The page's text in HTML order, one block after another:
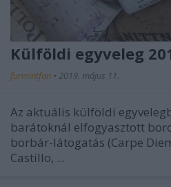
Külföldi egyveleg
furmintfan • 2019. május 11.
Az aktuális külföldi
barátoknál elfogyasztott
borbár-látogatás (Carpe
Castillo, ...